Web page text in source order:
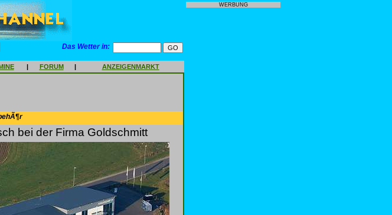
Das Wetter in:
| FORUM | ANZEIGENMARKT
bei der Firma Goldschmitt
WERBUNG